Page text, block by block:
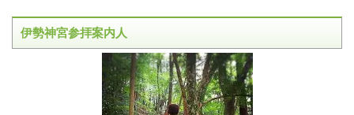
伊勢神宮参拝案内人